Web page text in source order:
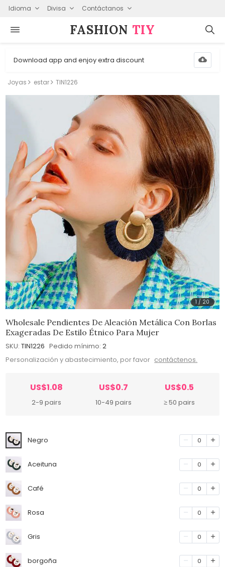
Idioma Divisa Contáctanos
FASHION⁠ TIY
Download app and enjoy extra discount
Joyas estar TIN1226
1 / 20
Wholesale Pendientes De Aleación Metálica Con Borlas
Exageradas De Estilo Étnico Para Mujer
SKU: TIN1226 Pedido mínimo: 2
Personalización y abastecimiento, por favor contáctenos.
US$1.08
2-9 pairs
US$0.7
10-49 pairs
US$0.5
≥ 50 pairs
Negro 0
Aceituna 0
Café 0
Rosa 0
Gris 0
borgoña 0